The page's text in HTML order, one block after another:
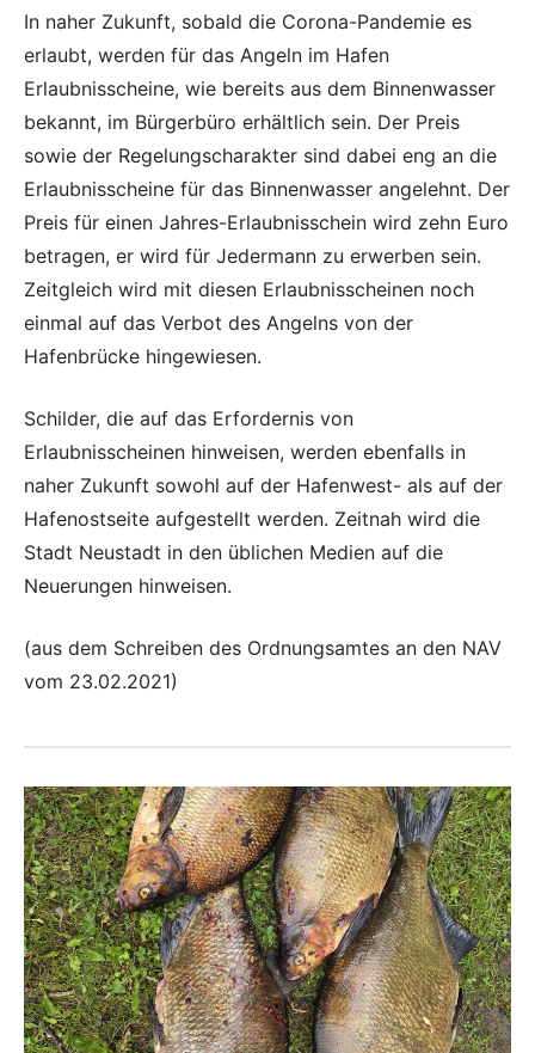
In naher Zukunft, sobald die Corona-Pandemie es
erlaubt, werden für das Angeln im Hafen
Erlaubnisscheine, wie bereits aus dem Binnenwasser
bekannt, im Bürgerbüro erhältlich sein. Der Preis
sowie der Regelungscharakter sind dabei eng an die
Erlaubnisscheine für das Binnenwasser angelehnt. Der
Preis für einen Jahres-Erlaubnisschein wird zehn Euro
betragen, er wird für Jedermann zu erwerben sein.
Zeitgleich wird mit diesen Erlaubnisscheinen noch
einmal auf das Verbot des Angelns von der
Hafenbrücke hingewiesen.
Schilder, die auf das Erfordernis von
Erlaubnisscheinen hinweisen, werden ebenfalls in
naher Zukunft sowohl auf der Hafenwest- als auf der
Hafenostseite aufgestellt werden. Zeitnah wird die
Stadt Neustadt in den üblichen Medien auf die
Neuerungen hinweisen.
(aus dem Schreiben des Ordnungsamtes an den NAV
vom 23.02.2021)